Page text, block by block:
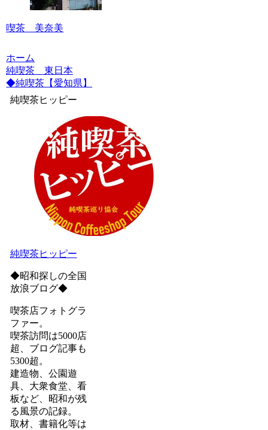
喫茶 美奈美
ホーム
純喫茶 東日本
◆純喫茶【愛知県】
純喫茶ヒッピー
純喫茶ヒッピー
◆昭和探しの全国
放浪ブログ◆
喫茶店フォトグラ
ファー。
喫茶訪問は5000店
超、ブログ記事も
5300超。
建造物、公園遊
具、大衆食堂、看
板など、昭和が残
る風景の記録。
取材、書籍化等は